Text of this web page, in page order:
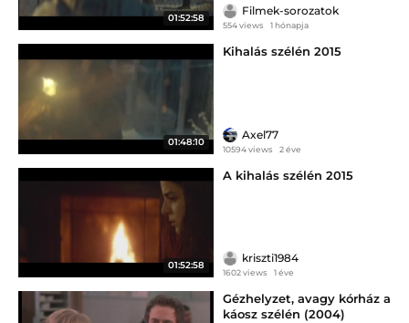
01:52:58
Filmek-sorozatok
554 views 1 hónapja
01:48:10
Kihalás szélén 2015
Axel77
10594 views 2 éve
01:52:58
A kihalás szélén 2015
kriszti1984
1602 views 1 éve
Gézhelyzet, avagy kórház a
káosz szélén (2004)